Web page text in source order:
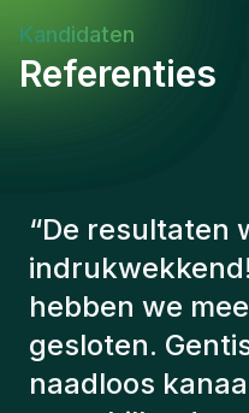
projets d'infrastructure
les processus
Kandidaten
Referenties
“De consultants
hebben altijd
met een aantal
juiste
De kandidaten